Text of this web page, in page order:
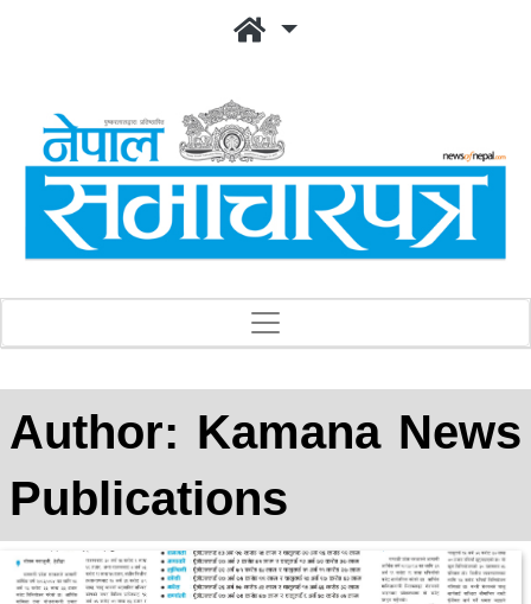
Author: Kamana News
Publications